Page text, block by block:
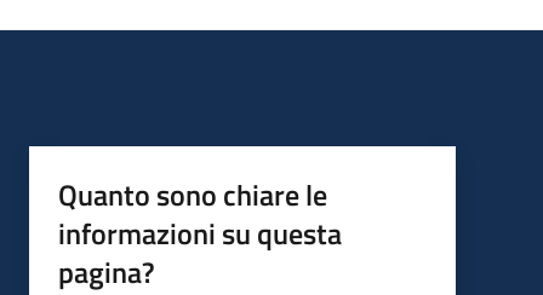
Quanto sono chiare le
informazioni su questa
pagina?